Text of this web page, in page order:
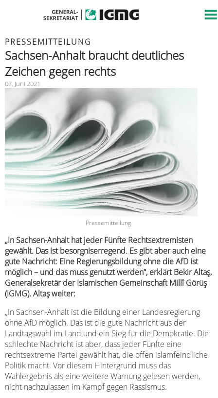
PRESSEMITTEILUNG
Sachsen-Anhalt braucht deutliches
Zeichen gegen rechts
07. Juni 2021
Pressemitteilung
„In Sachsen-Anhalt hat jeder Fünfte Rechtsextremisten
gewählt. Das ist besorgniserregend. Es gibt aber auch eine
gute Nachricht: Eine Regierungsbildung ohne die AfD ist
möglich – und das muss genutzt werden“, erklärt Bekir Altaş,
Generalsekretär der Islamischen Gemeinschaft Millî Görüş
(IGMG). Altaş weiter:
„In Sachsen-Anhalt ist die Bildung einer Landesregierung
ohne AfD möglich. Das ist die gute Nachricht aus der
Landtagswahl im Land und ein Sieg für die Demokratie. Die
schlechte Nachricht ist aber, dass jeder Fünfte eine
rechtsextreme Partei gewählt hat, die offen islamfeindliche
Politik macht. Vor diesem Hintergrund muss das
Wahlergebnis als eine weitere Warnung gelesen werden,
nicht nachzulassen im Kampf gegen Rassismus.